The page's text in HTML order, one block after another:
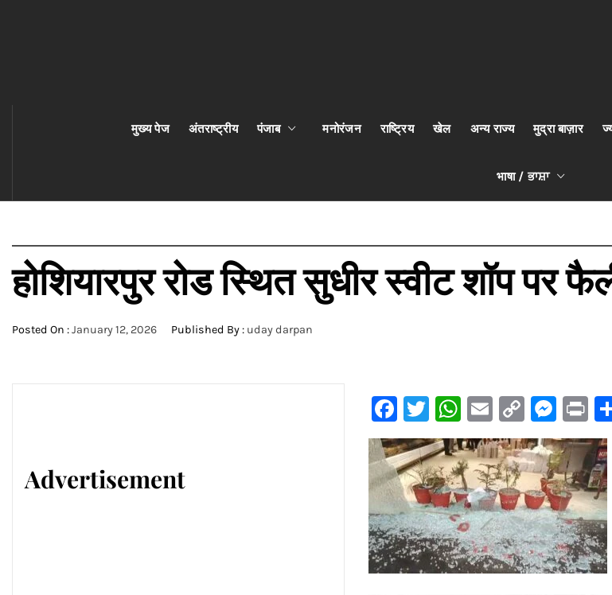
मुख्य पेज अंतराष्ट्रीय पंजाब मनोरंजन राष्ट्रिय खेल अन्य राज्य मुद्रा बाज़ार
भाषा / ਭਾਸ਼ਾ
होशियारपुर रोड स्थित सुधीर स्वीट शॉप पर
Posted On :January 12, 2026 Published By : uday darpan
Facebook
Twitter
WhatsApp
Email
Copy
Link
Advertisement